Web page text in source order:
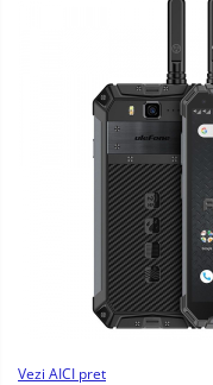
Vezi AICI pret